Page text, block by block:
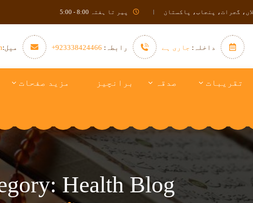
گجرات، پنجاب، پاکستان پیر تا ہفتہ 8:00 - 5:00
داخلہ: جاری ہے رابطہ: 923338424466+ میل:
تقریبات صدقہ برانچیز مزید صفحات
Health Blog